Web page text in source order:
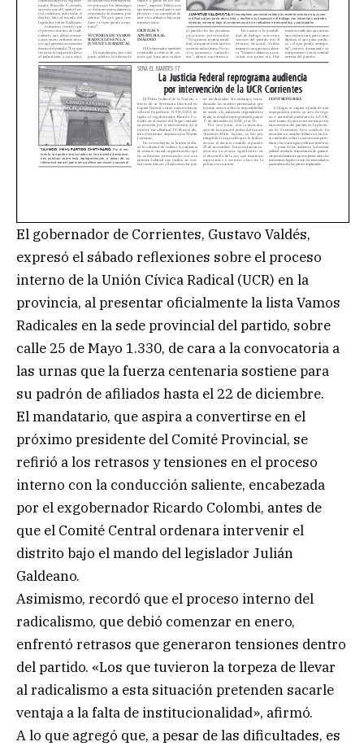
El gobernador de Corrientes, Gustavo Valdés,
expresó el sábado reflexiones sobre el proceso
interno de la Unión Cívica Radical (UCR) en la
provincia, al presentar oficialmente la lista Vamos
Radicales en la sede provincial del partido, sobre
calle 25 de Mayo 1.330, de cara a la convocatoria a
las urnas que la fuerza centenaria sostiene para
su padrón de afiliados hasta el 22 de diciembre.
El mandatario, que aspira a convertirse en el
próximo presidente del Comité Provincial, se
refirió a los retrasos y tensiones en el proceso
interno con la conducción saliente, encabezada
por el exgobernador Ricardo Colombi, antes de
que el Comité Central ordenara intervenir el
distrito bajo el mando del legislador Julián
Galdeano.
Asimismo, recordó que el proceso interno del
radicalismo, que debió comenzar en enero,
enfrentó retrasos que generaron tensiones dentro
del partido. «Los que tuvieron la torpeza de llevar
al radicalismo a esta situación pretenden sacarle
ventaja a la falta de institucionalidad», afirmó.
A lo que agregó que, a pesar de las dificultades, es